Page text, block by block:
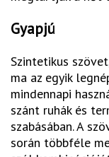
Gyapjú
Szintetikus
ma az egyik
mindennapi
szánt ruhák és
szabásában. A
során többféle